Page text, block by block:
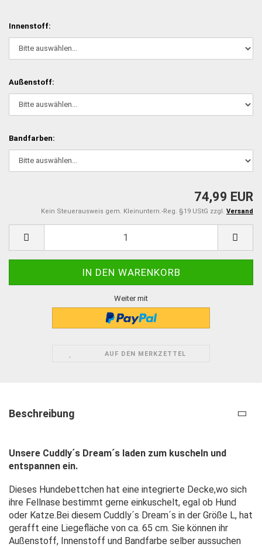
Innenstoff:
Außenstoff:
Bandfarben:
74,99 EUR
Kein Steuerausweis gem. Kleinuntern.-Reg. §19 UStG zzgl. Versand
Weiter mit
AUF DEN MERKZETTEL
Beschreibung
Unsere Cuddly´s Dream´s laden zum kuscheln und
entspannen ein.
Dieses Hundebettchen hat eine integrierte Decke,wo sich
ihre Fellnase bestimmt gerne einkuschelt, egal ob Hund
oder Katze.Bei diesem Cuddly´s Dream´s in der Größe L, hat
gerafft eine Liegefläche von ca. 65 cm. Sie können ihr
Außenstoff, Innenstoff und Bandfarbe selber aussuchen